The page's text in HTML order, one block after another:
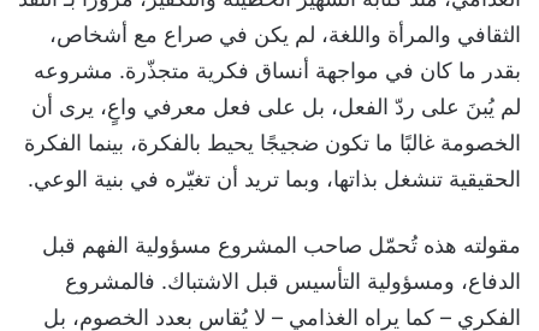
الثقافي والمرأة واللغة، لم يكن في صراع مع أشخاص،
بقدر ما كان في مواجهة أنساق فكرية متجذّرة. مشروعه
لم يُبنَ على ردّ الفعل، بل على فعل معرفي واعٍ، يرى أن
الخصومة غالبًا ما تكون ضجيجًا يحيط بالفكرة، بينما الفكرة
الحقيقية تنشغل بذاتها، وبما تريد أن تغيّره في بنية الوعي.
مقولته هذه تُحمّل صاحب المشروع مسؤولية الفهم قبل
الدفاع، ومسؤولية التأسيس قبل الاشتباك. فالمشروع
الفكري – كما يراه الغذامي – لا يُقاس بعدد الخصوم، بل